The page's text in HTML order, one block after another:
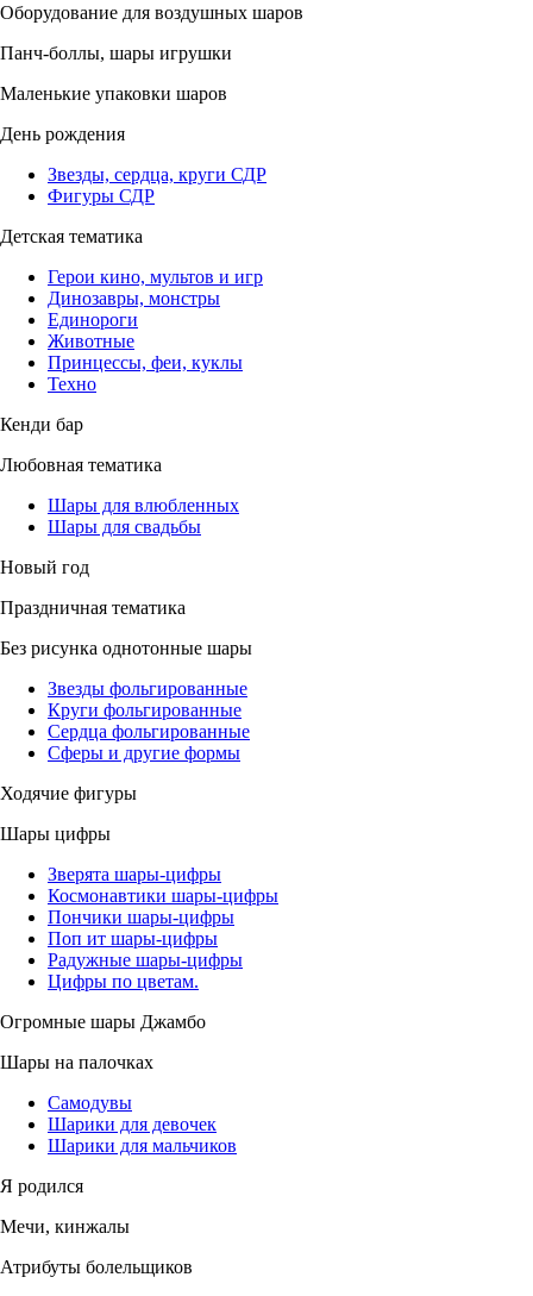
Оборудование для воздушных шаров
Панч-боллы, шары игрушки
Маленькие упаковки шаров
День рождения
Звезды, сердца, круги СДР
Фигуры СДР
Детская тематика
Герои кино, мультов и игр
Динозавры, монстры
Единороги
Животные
Принцессы, феи, куклы
Техно
Кенди бар
Любовная тематика
Шары для влюбленных
Шары для свадьбы
Новый год
Праздничная тематика
Без рисунка однотонные шары
Звезды фольгированные
Круги фольгированные
Сердца фольгированные
Сферы и другие формы
Ходячие фигуры
Шары цифры
Зверята шары-цифры
Космонавтики шары-цифры
Пончики шары-цифры
Поп ит шары-цифры
Радужные шары-цифры
Цифры по цветам.
Огромные шары Джамбо
Шары на палочках
Самодувы
Шарики для девочек
Шарики для мальчиков
Я родился
Мечи, кинжалы
Атрибуты болельщиков